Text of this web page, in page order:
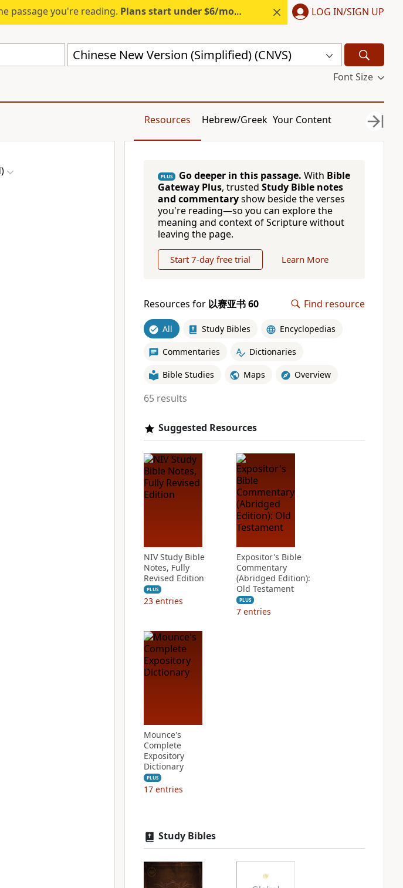
passage you're reading. Plans start under $6/month. Start free. LOG IN/SIGN UP
Chinese New Version (Simplified) (CNVS)
Font Size
Resources Hebrew/Greek Your Content
PLUS Go deeper in this passage. With Bible
Gateway Plus, trusted Study Bible notes
and commentaryshow beside the verses
you're reading—so you can explore the
meaning and context of Scripture without
leaving the page.
Start 7-day free trial Learn More
Resources for 以赛亚书 60 Find resource
All Study Bibles Encyclopedias
Commentaries Dictionaries
Bible Studies Maps Overview
65 results
Suggested Resources
NIV Study Bible
Notes, Fully
Revised Edition
PLUS
23 entries
Expositor's Bible
Commentary
(Abridged Edition):
Old Testament
PLUS
7 entries
Mounce's
Complete
Expository
Dictionary
PLUS
17 entries
Study Bibles